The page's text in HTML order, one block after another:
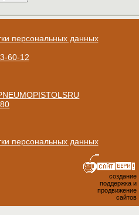
персональных данных
60-12
персональных данных
создание
поддержка и
продвижение
сайтов